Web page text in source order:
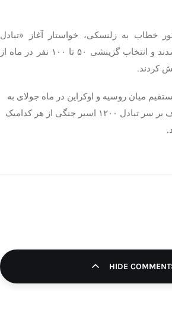
خطاب به زلنسکی، خواستار آغاز «تبادل
صادقانه» اسرای جنگی شدند و انتخاب گزینشی ۵۰ تا ۱۰۰ نفر در ماه از
کردند.
میان روسیه و اوکراین در ماه جولای به
میزبانی استانبول، دو طرف بر سر تبادل ۱۲۰۰ اسیر جنگی از هر کدامیک
HIDE